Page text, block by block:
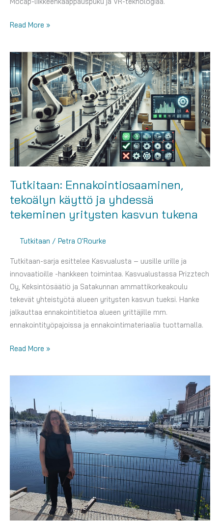
Tulevaisuuden
Tulevaisuusfoorumissa
Read More »
Tutkitaan: Ennakointiosaaminen,
tekoälyn käyttö ja yhdessä
tekeminen yritysten kasvun tukena
Tutkitaan / Petra O'Rourke
Tutkitaan-sarja esittelee Kasvualusta – uusille urille ja
innovaatioille -hankkeen toimintaa. Kasvualustassa Prizztech
Oy, Keksintösäätiö ja Satakunnan ammattikorkeakoulu
tekevät yhteistyötä alueen yritysten kasvun tueksi. Hanke
jalkauttaa ennakointitietoa alueen yrittäjille mm.
ennakointityöpajoissa ja ennakointimateriaalia tuottamalla.
Tutkitaan:
tekoälyn
ja
yhdessä
tekeminen
yritysten
kasvun
tukena
Read More »